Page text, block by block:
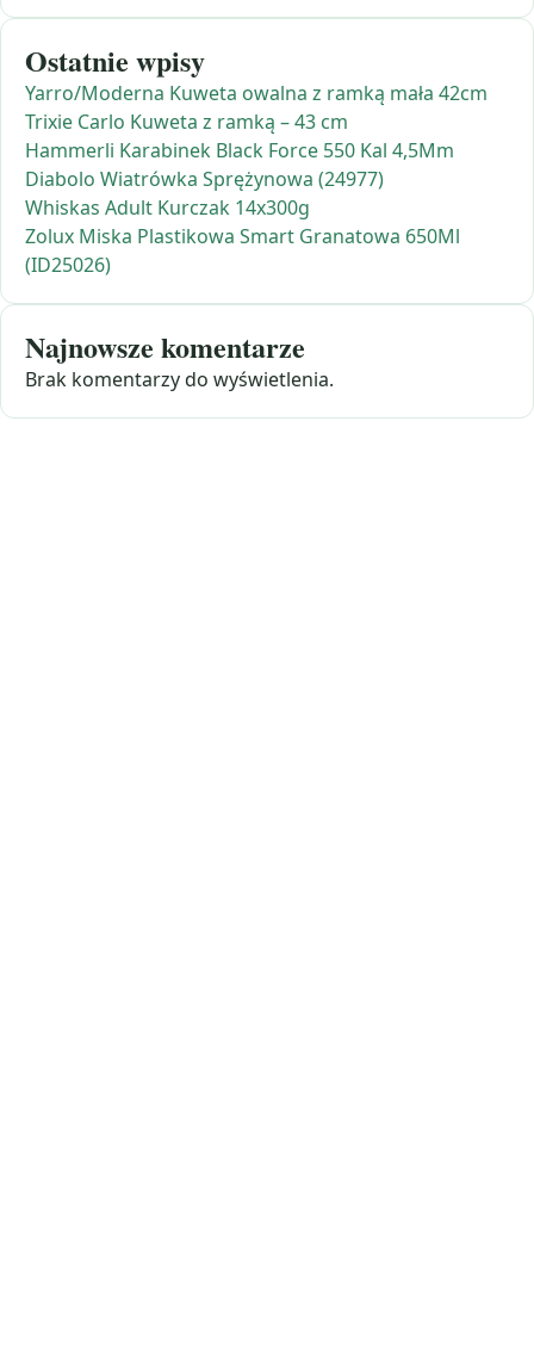
Ostatnie wpisy
Yarro/Moderna Kuweta owalna z ramką mała 42cm
Trixie Carlo Kuweta z ramką – 43 cm
Hammerli Karabinek Black Force 550 Kal 4,5Mm
Diabolo Wiatrówka Sprężynowa (24977)
Whiskas Adult Kurczak 14x300g
Zolux Miska Plastikowa Smart Granatowa 650Ml
(ID25026)
Najnowsze komentarze
Brak komentarzy do wyświetlenia.